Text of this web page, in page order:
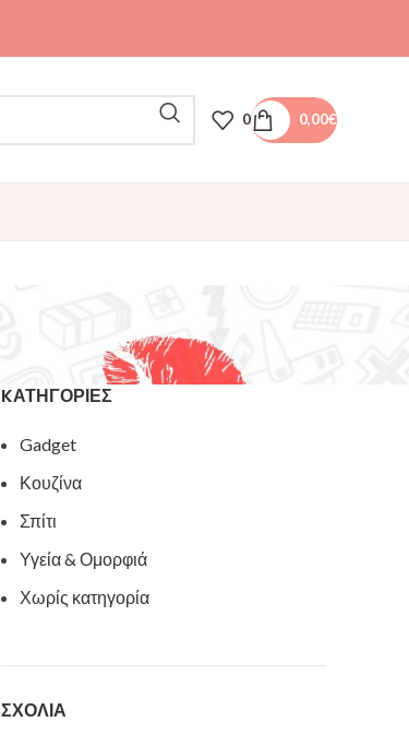
0 0,00€
KΑΤΗΓΟΡΊΕΣ
Gadget
Κουζίνα
Σπίτι
Υγεία & Ομορφιά
Χωρίς κατηγορία
ΣΧΌΛΙΑ